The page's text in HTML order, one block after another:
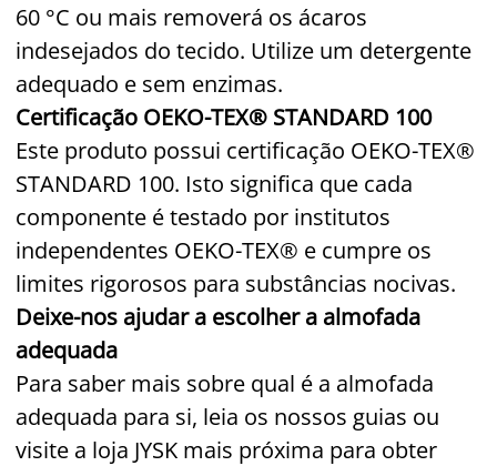
60 °C ou mais removerá os ácaros
indesejados do tecido. Utilize um detergente
adequado e sem enzimas.
Certificação OEKO-TEX® STANDARD 100
Este produto possui certificação OEKO-TEX®
STANDARD 100. Isto significa que cada
componente é testado por institutos
independentes OEKO-TEX® e cumpre os
limites rigorosos para substâncias nocivas.
Deixe-nos ajudar a escolher a almofada
adequada
Para saber mais sobre qual é a almofada
adequada para si, leia os nossos guias ou
visite a loja JYSK mais próxima para obter